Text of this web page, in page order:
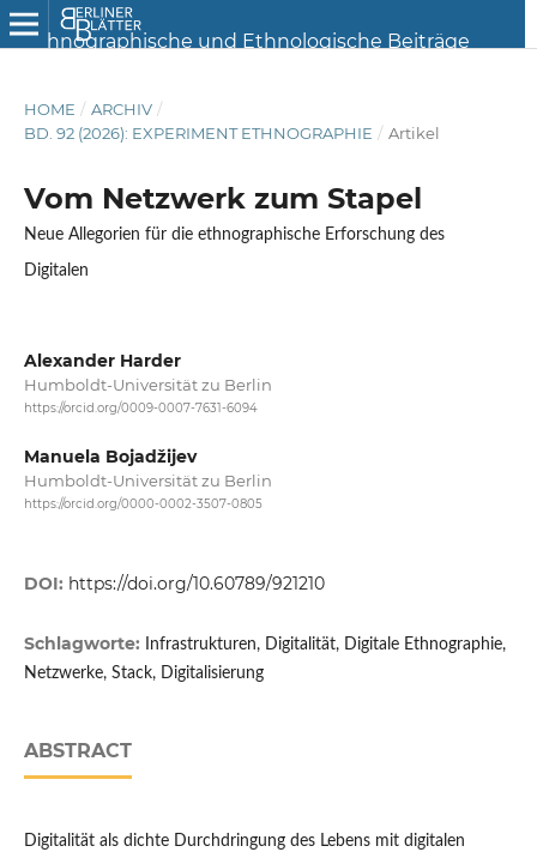
HOME / ARCHIV /
BD. 92 (2026): EXPERIMENT ETHNOGRAPHIE / Artikel
Vom Netzwerk zum Stapel
Neue Allegorien für die ethnographische Erforschung des
Digitalen
Alexander Harder
Humboldt-Universität zu Berlin
https://orcid.org/0009-0007-7631-6094
Manuela Bojadžijev
Humboldt-Universität zu Berlin
https://orcid.org/0000-0002-3507-0805
DOI: https://doi.org/10.60789/921210
Schlagworte:
Infrastrukturen, Digitalität, Digitale Ethnographie,
Netzwerke, Stack, Digitalisierung
ABSTRACT
Digitalität als dichte Durchdringung des Lebens mit digitalen